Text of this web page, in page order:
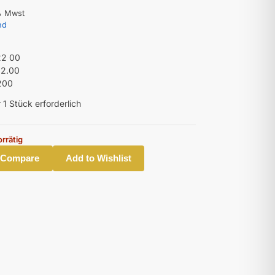
Mwst
00
1 Stück erforderlich
Add to Wishlist